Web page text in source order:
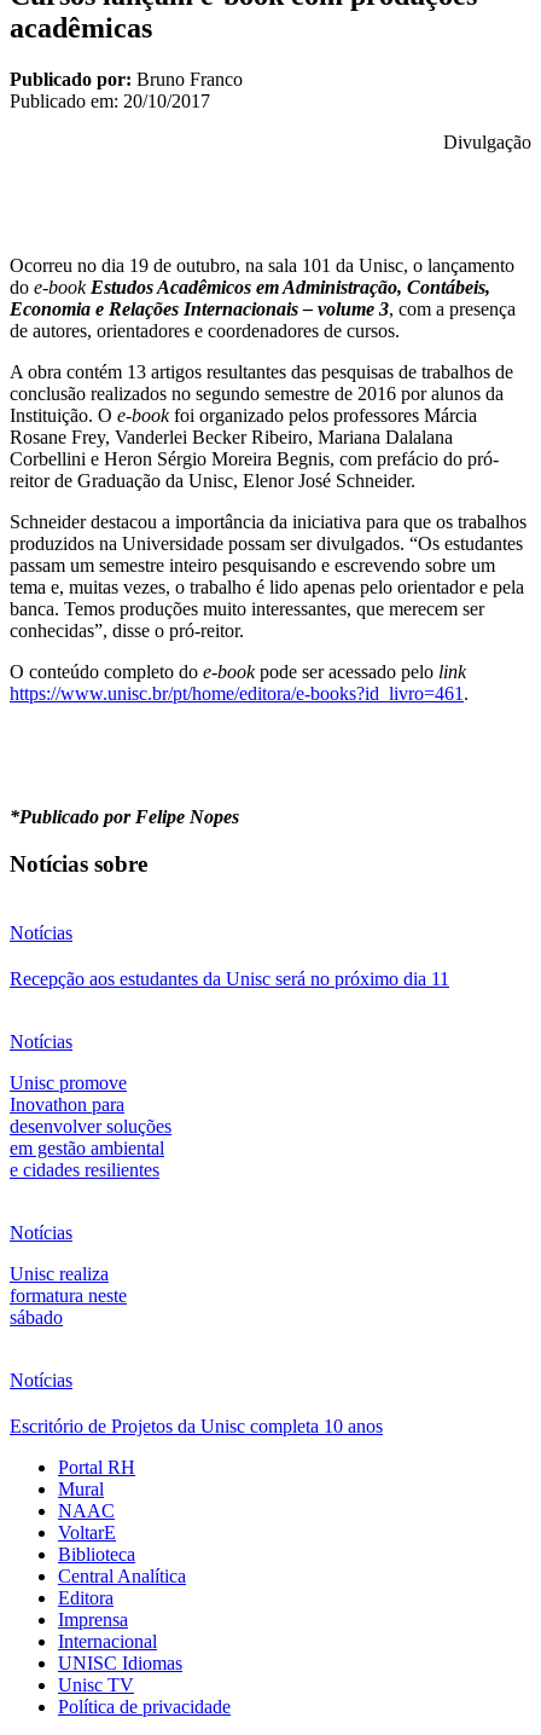
acadêmicas
Publicado por: Bruno Franco
Publicado em: 20/10/2017
Divulgação
Ocorreu no dia 19 de outubro, na sala 101 da Unisc, o lançamento
do e-book Estudos Acadêmicos em Administração, Contábeis,
Economia e Relações Internacionais – volume 3, com a presença
de autores, orientadores e coordenadores de cursos.
A obra contém 13 artigos resultantes das pesquisas de trabalhos de
conclusão realizados no segundo semestre de 2016 por alunos da
Instituição. O e-bookfoi organizado pelos professores Márcia
Rosane Frey, Vanderlei Becker Ribeiro, Mariana Dalalana
Corbellini e Heron Sérgio Moreira Begnis, com prefácio do pró-
reitor de Graduação da Unisc, Elenor José Schneider.
Schneider destacou a importância da iniciativa para que os trabalhos
produzidos na Universidade possam ser divulgados. “Os estudantes
passam um semestre inteiro pesquisando e escrevendo sobre um
tema e, muitas vezes, o trabalho é lido apenas pelo orientador e pela
banca. Temos produções muito interessantes, que merecem ser
conhecidas”, disse o pró-reitor.
O conteúdo completo do e-bookpode ser acessado pelo link
https://www.unisc.br/pt/home/editora/e-books?id_livro=461 .
*Publicado por Felipe Nopes
Notícias sobre
Notícias
Recepção aos estudantes da Unisc será no próximo dia 11
Notícias
Unisc promove
Inovathon para
desenvolver soluções
em gestão ambiental
e cidades resilientes
Notícias
Unisc realiza
formatura neste
sábado
Notícias
Escritório de Projetos da Unisc completa 10 anos
Portal RH
Mural
NAAC
VoltarE
Biblioteca
Central Analítica
Editora
Imprensa
Internacional
UNISC Idiomas
Unisc TV
Política de privacidade